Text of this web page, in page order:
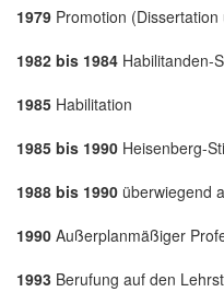
1979 Promotion
1982 bis 1984 Habilitanden-
1985 Habilitation
1985 bis 1990 Heisenberg-
1988 bis 1990 überwiegend
1990 Außerplanmäßiger
1993 Berufung auf den